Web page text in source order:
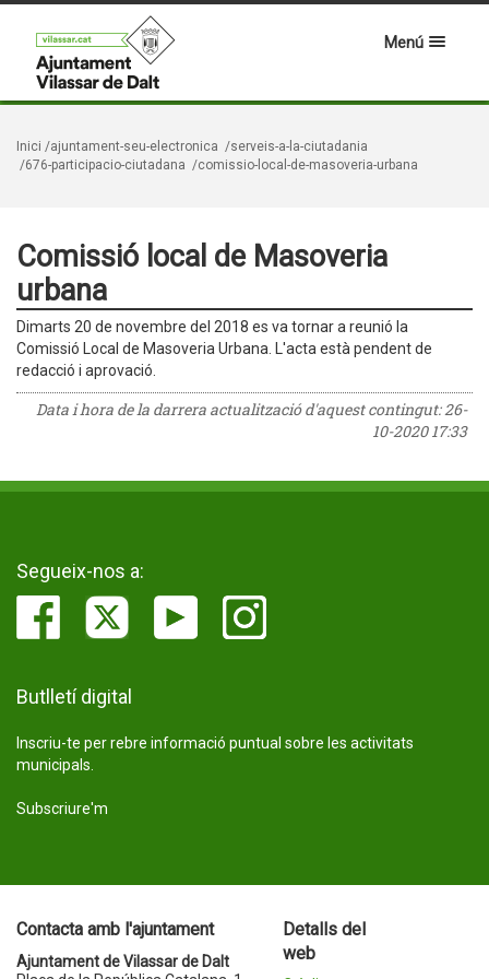
Menú
Inici /ajuntament-seu-electronica /serveis-a-la-ciutadania
/676-participacio-ciutadana /comissio-local-de-masoveria-urbana
Comissió local de Masoveria
urbana
Dimarts 20 de novembre del 2018 es va tornar a reunió la
Comissió Local de Masoveria Urbana. L'acta està pendent de
redacció i aprovació.
Data i hora de la darrera actualització d'aquest contingut:26-
10-2020 17:33
Segueix-nos a:
Butlletí digital
Inscriu-te per rebre informació puntual sobre les activitats
municipals.
Subscriure'm
Contacta amb l'ajuntament
Ajuntament de Vilassar de Dalt
Detalls del
web